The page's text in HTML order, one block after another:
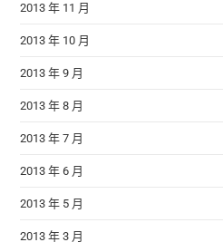
2013 年 11 月
2013 年 10 月
2013 年 9 月
2013 年 8 月
2013 年 7 月
2013 年 6 月
2013 年 5 月
2013 年 3 月